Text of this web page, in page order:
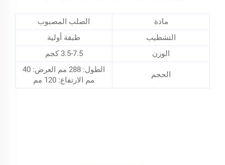
مادة
الصلب المصبوب
التشطيب
طبقة أولية
الوزن
3.5-7.5 كجم
الحجم
الطول: 288 مم العرض: 40
مم الارتفاع: 120 مم